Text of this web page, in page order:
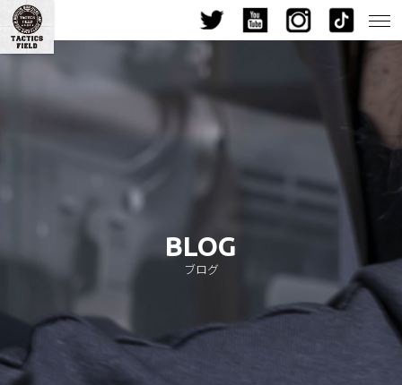
九州最大級!? インドア・サバイバルゲーム・フィールド- |
BLOG
ブログ